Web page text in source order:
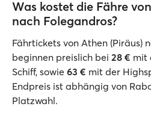
Was kostet die Fähre
nach Folegandros?
Fährtickets von Athen (Piräus)
beginnen preislich bei 28 € mit
Schiff, sowie 63 € mit der
Endpreis ist abhängig von
Platzwahl.